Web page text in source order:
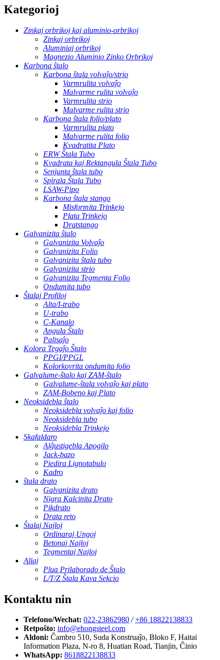
Kategorioj
Zinkaj orbrikoj kaj aluminio-orbrikoj
Zinkaj orbrikoj
Aluminiaj orbrikoj
Magnezio Aluminio Zinko Orbrikoj
Karbona ŝtalo
Karbona ŝtala volvaĵo/strio
Varmrulita volvaĵo
Malvarme rulita volvaĵo
Varmrulita strio
Malvarme rulita strio
Karbona ŝtala folio/plato
Varmrulita plato
Malvarme rulita folio
Kvadratita Plato
ERW Ŝtala Tubo
Kvadrata kaj Rektangula Ŝtala Tubo
Senjunta ŝtala tubo
Spirala Ŝtala Tubo
LSAW-Pipo
Karbona ŝtala stango
Misformita Trinkejo
Plata Trinkejo
Dratstango
Galvanizita ŝtalo
Galvanizita Volvaĵo
Galvanizita Folio
Galvanizita ŝtala tubo
Galvanizita strio
Galvanizita Tegmenta Folio
Ondumita tubo
Ŝtalaj Profiloj
Alta/I-trabo
U-trabo
C-Kanalo
Angula Ŝtalo
Palisaĵo
Kolora Tegaĵo Ŝtalo
PPGI/PPGL
Kolorkovrita ondumita folio
Galvalume-ŝtalo kaj ZAM-ŝtalo
Galvalume-ŝtala volvaĵo kaj plato
ZAM-Bobeno kaj Plato
Neoksidebla ŝtalo
Neoksidebla volvaĵo kaj folio
Neoksidebla tubo
Neoksidebla Trinkejo
Skafaldaro
Alĝustigebla Apogilo
Jack-bazo
Piedira Lignotabulo
Kadro
ŝtala drato
Galvanizita drato
Nigra Kalcinita Drato
Pikdrato
Drata reto
Ŝtalaj Najloj
Ordinaraj Ungoj
Betonaj Najloj
Tegmentaj Najloj
Aliaj
Plua Prilaborado de Ŝtalo
L/T/Z Ŝtala Kava Sekcio
Kontaktu nin
Telefono/Wechat: 022-23862980 / +86 18822138833
Retpoŝto: info@ehongsteel.com
Aldoni: Ĉambro 510, Suda Konstruaĵo, Bloko F, ​​Haitai
Information Plaza, N-ro 8, Huatian Road, Tianjin, Ĉinio
WhatsApp: 8618822138833